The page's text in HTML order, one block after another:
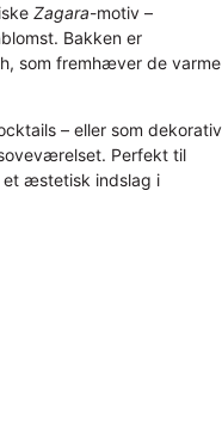
Zagara-motiv –
Bakken er
som fremhæver de varme
– eller som dekorativ
Perfekt til
et æstetisk indslag i